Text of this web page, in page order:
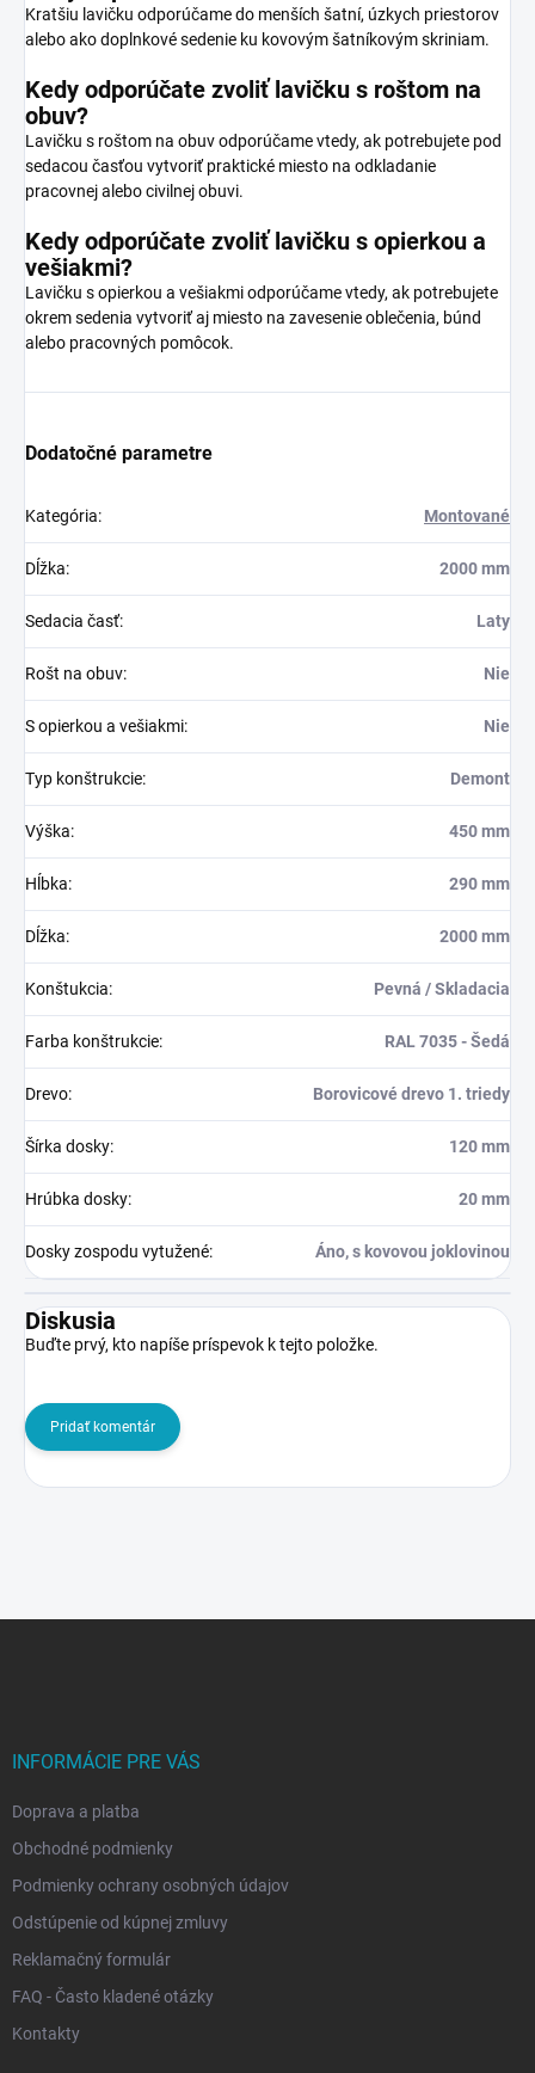
Kratšiu lavičku odporúčame do menších šatní, úzkych priestorov
alebo ako doplnkové sedenie ku kovovým šatníkovým skriniam.
Kedy odporúčate zvoliť lavičku s roštom na
obuv?
Lavičku s roštom na obuv odporúčame vtedy, ak potrebujete pod
sedacou časťou vytvoriť praktické miesto na odkladanie
pracovnej alebo civilnej obuvi.
Kedy odporúčate zvoliť lavičku s opierkou a
vešiakmi?
Lavičku s opierkou a vešiakmi odporúčame vtedy, ak potrebujete
okrem sedenia vytvoriť aj miesto na zavesenie oblečenia, búnd
alebo pracovných pomôcok.
Dodatočné parametre
Kategória: Montované
Dĺžka: 2000 mm
Sedacia časť: Laty
Rošt na obuv: Nie
S opierkou a vešiakmi: Nie
Typ konštrukcie: Demont
Výška: 450 mm
Hĺbka: 290 mm
Dĺžka: 2000 mm
Konštukcia: Pevná / Skladacia
Farba konštrukcie: RAL 7035 - Šedá
Drevo: Borovicové drevo 1. triedy
Šírka dosky: 120 mm
Hrúbka dosky: 20 mm
Dosky zospodu vytužené: Áno, s kovovou joklovinou
Diskusia
Buďte prvý, kto napíše príspevok k tejto položke.
Pridať komentár
INFORMÁCIE PRE VÁS
Doprava a platba
Obchodné podmienky
Podmienky ochrany osobných údajov
Odstúpenie od kúpnej zmluvy
Reklamačný formulár
FAQ - Často kladené otázky
Kontakty